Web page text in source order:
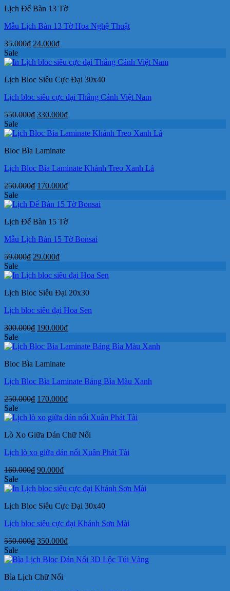
190.000₫.
Lịch Để Bàn 13 Tờ
Mẫu Lịch Bàn 13 Tờ Hoa Nghệ Thuật
35.000₫ Giá
là:
24.000₫Giá
tại
24.000₫.
Sale
Lịch Bloc Siêu Cực Đại 30x40
Lịch bloc siêu cực đại Thắng Cảnh Việt Nam
550.000₫ Giá
là:
330.000₫Giá
tại
Sale
Bloc Bìa Laminate
Lịch Bloc Bìa Laminate Khánh Treo Xanh Lá
250.000₫ Giá
là:
170.000₫Giá
tại
170.000₫.
Sale
Lịch Để Bàn 15 Tờ
Mẫu Lịch Bàn 15 Tờ Bonsai
59.000₫ Giá
là:
29.000₫Giá
tại
29.000₫.
Sale
Lịch Bloc Siêu Đại 20x30
Lịch bloc siêu đại Hoa Sen
300.000₫ Giá
là:
190.000₫Giá
tại
Sale
Bloc Bìa Laminate
Lịch Bloc Bìa Laminate Bảng Bìa Màu Xanh
250.000₫ Giá
là:
170.000₫Giá
tại
170.000₫.
Sale
Lò Xo Giữa Dán Chữ Nổi
Lịch lò xo giữa dán nổi Xuân Phát Tài
160.000₫ Giá
là:
90.000₫Giá
tại
90.000₫.
Sale
Lịch Bloc Siêu Cực Đại 30x40
Lịch bloc siêu cực đại Khánh Sơn Mài
550.000₫ Giá
là:
350.000₫Giá
tại
Sale
Bìa Lịch Chữ Nổi